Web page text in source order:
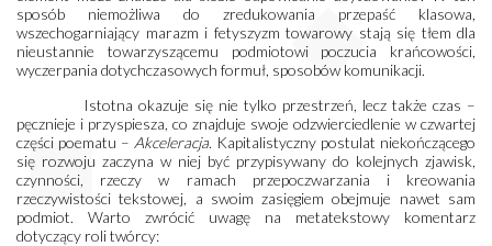
sposób niemożliwa do zredukowania przepaść klasowa,
wszechogarniający marazm i fetyszyzm towarowy stają się tłem dla
nieustannie towarzyszącemu podmiotowi poczucia krańcowości,
wyczerpania dotychczasowych formuł, sposobów komunikacji.
Istotna okazuje się nie tylko przestrzeń, lecz także czas –
pęcznieje i przyspiesza, co znajduje swoje odzwierciedlenie w czwartej
części poematu – Akceleracja. Kapitalistyczny postulat niekończącego
się rozwoju zaczyna w niej być przypisywany do kolejnych zjawisk,
czynności, rzeczy w ramach przepoczwarzania i kreowania
rzeczywistości tekstowej, a swoim zasięgiem obejmuje nawet sam
podmiot. Warto zwrócić uwagę na metatekstowy komentarz
dotyczący roli twórcy: